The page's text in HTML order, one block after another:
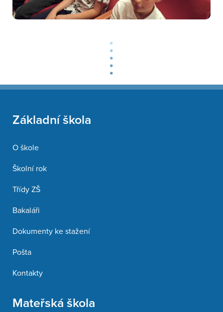
Základní škola
O škole
Školní rok
Třídy ZŠ
Bakaláři
Dokumenty ke stažení
Pošta
Kontakty
Mateřská škola